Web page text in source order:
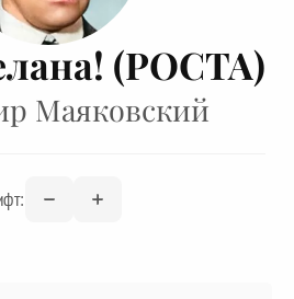
(РОСТА)
Маяковский